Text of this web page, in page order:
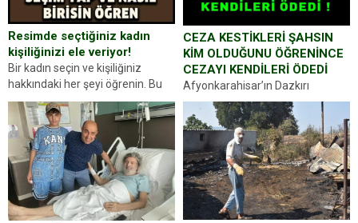
Resimde seçtiğiniz kadın
kişiliğinizi ele veriyor!
Bir kadın seçin ve kişiliğiniz
hakkındaki her şeyi öğrenin. Bu
kez karşınıza oldukça farklı bir
kişilik testiyle çıkıyoruz. Resimde
gördüğünüz kadın figürlerinden
dikkatinizi en...
CEZA KESTİKLERİ ŞAHSIN
KİM OLDUĞUNU ÖĞRENİNCE
CEZAYI KENDİLERİ ÖDEDİ
Afyonkarahisar’ın Dazkırı
ilçesinde trafik uygulaması
yapan jandarma ekipleri
durdurdukları bir otomobilin
sürücüsünden ehliyet ve ruhsat
sorup belgelerini istedi. Sürücü
Abdurrahman Ö.nün verdiği
evraklarda eksik olduğunu...